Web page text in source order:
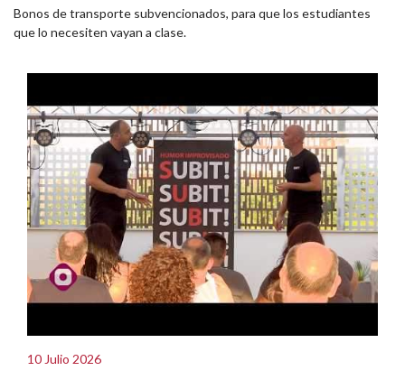
Bonos de transporte subvencionados, para que los estudiantes
que lo necesiten vayan a clase.
10 Julio 2026